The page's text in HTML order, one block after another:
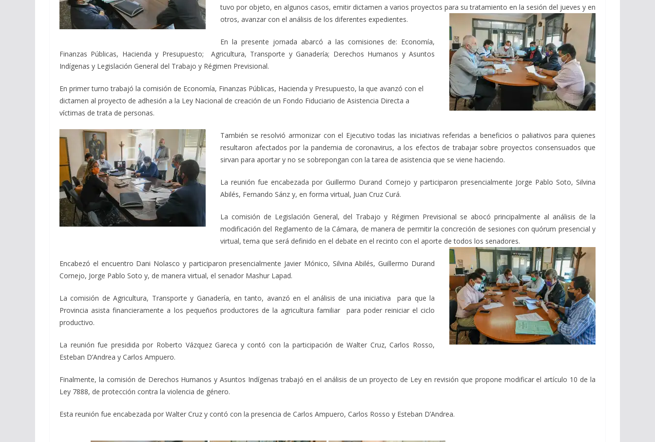
tuvo por objeto, en algunos casos, emitir dictamen a varios proyectos para su tratamiento en la sesión del jueves y en
otros, avanzar con el análisis de los diferentes expedientes.
En la presente jornada abarcó a las comisiones de: Economía,
Finanzas Públicas, Hacienda y Presupuesto; Agricultura, Transporte y Ganadería; Derechos Humanos y Asuntos
Indígenas y Legislación General del Trabajo y Régimen Previsional.
En primer turno trabajó la comisión de Economía, Finanzas Públicas, Hacienda y Presupuesto, la que avanzó con el
dictamen al proyecto de adhesión a la Ley Nacional de creación de un Fondo Fiduciario de Asistencia Directa a
víctimas de trata de personas.
También se resolvió armonizar con el Ejecutivo todas las iniciativas referidas a beneficios o paliativos para quienes
resultaron afectados por la pandemia de coronavirus, a los efectos de trabajar sobre proyectos consensuados que
sirvan para aportar y no se sobrepongan con la tarea de asistencia que se viene haciendo.
La reunión fue encabezada por Guillermo Durand Cornejo y participaron presencialmente Jorge Pablo Soto, Silvina
Abilés, Fernando Sánz y, en forma virtual, Juan Cruz Curá.
La comisión de Legislación General, del Trabajo y Régimen Previsional se abocó principalmente al análisis de la
modificación del Reglamento de la Cámara, de manera de permitir la concreción de sesiones con quórum presencial y
virtual, tema que será definido en el debate en el recinto con el aporte de todos los senadores.
Encabezó el encuentro Dani Nolasco y participaron presencialmente Javier Mónico, Silvina Abilés, Guillermo Durand
Cornejo, Jorge Pablo Soto y, de manera virtual, el senador Mashur Lapad.
La comisión de Agricultura, Transporte y Ganadería, en tanto, avanzó en el análisis de una iniciativa para que la
Provincia asista financieramente a los pequeños productores de la agricultura familiar para poder reiniciar el ciclo
productivo.
La reunión fue presidida por Roberto Vázquez Gareca y contó con la participación de Walter Cruz, Carlos Rosso,
Esteban D’Andrea y Carlos Ampuero.
Finalmente, la comisión de Derechos Humanos y Asuntos Indígenas trabajó en el análisis de un proyecto de Ley en revisión que propone modificar el artículo 10 de la
Ley 7888, de protección contra la violencia de género.
Esta reunión fue encabezada por Walter Cruz y contó con la presencia de Carlos Ampuero, Carlos Rosso y Esteban D’Andrea.